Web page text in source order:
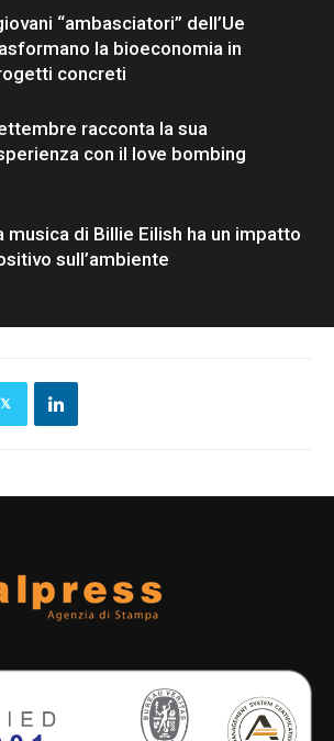
“ambasciatori” dell’Ue
la bioeconomia in
concreti
racconta la sua
con il love bombing
musica di Billie Eilish ha un impatto
sull’ambiente